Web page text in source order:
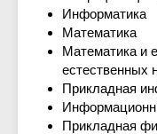
Информатика
Математика
Математика и
естественных
Прикладная
Прикладная